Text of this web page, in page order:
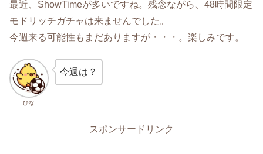
最近、ShowTimeが多いですね。残念ながら、48時間限定
モドリッチガチャは来ませんでした。
今週来る可能性もまだありますが・・・。楽しみです。
ひな
今週は？
スポンサードリンク